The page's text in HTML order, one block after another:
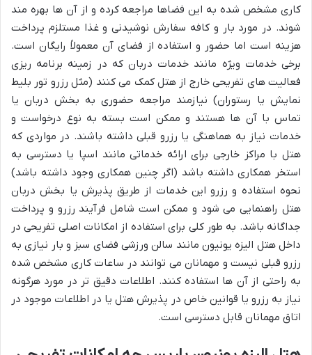
کاری مشخص شده به این فضاها مراجعه کرده و از آن ها بهره مند
شوند. در مورد بار و کافه سفارش نوشیدنی و غذا مستلزم پرداخت
هزینه است اما حضور و استفاده از فضای آن معمولاً رایگان است.
برخی خدمات ویژه مانند خدمات دربان که در زمینه برنامه ریزی
فعالیت های تفریحی خارج از هتل کمک می کنند (مثل رزرو تور بلیط
نمایش یا رستوران) نیازمند مراجعه حضوری به بخش دربان یا
تماس با آن ها هستند و ممکن است بسته به نوع درخواست و
خدمات نیاز به هماهنگی یا رزرو قبلی داشته باشند. در مواردی که
هتل با مراکز خارجی برای ارائه خدماتی مانند اسپا یا دسترسی به
استخر همکاری داشته باشد (اگر چنین همکاری وجود داشته باشد)
نحوه استفاده و رزرو این خدمات از طریق پذیرش یا بخش دربان
هتل راهنمایی می شود و ممکن است شامل فرآیند رزرو و پرداخت
جداگانه باشد. به طور کلی برای استفاده از امکانات اصلی تفریحی در
داخل هتل الیزه یونیون مانند سالن ورزشی فضای سبز و بار نیازی به
رزرو قبلی نیست و مهمانان می توانند در ساعات کاری مشخص شده
به راحتی از آن ها استفاده کنند. اطلاعات دقیق تر در مورد هرگونه
نیاز به رزرو یا قوانین خاص در پذیرش هتل یا در اطلاعات موجود در
اتاق مهمانان قابل دسترسی است.